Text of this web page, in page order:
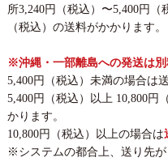
えみどり」「焼かぶせ」
なりました。お得な送料無
ております。楽しいお茶の
い。（2025年7月1日AM9時
◎新茶出揃い&特別企画商
◎季節のお菓子・お惣菜は
◎限定の茶器はこちら
所3,240円（税込）〜5,400円
（税込）の送料がかかります。
※沖縄・一部離島への発送は別
5,400円（税込）未満の場合は
5,400円（税込）以上 10,800円
かります。
10,800円（税込）以上の場合は
※システムの都合上、送り先